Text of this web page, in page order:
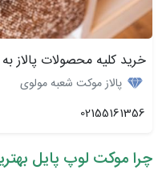
خرید کلیه محصولات پالاز
پالاز موکت شعبه مولوی
02155161356
چرا موکت لوپ پایل